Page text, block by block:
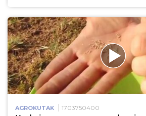
AGROKUTAK 1703750400